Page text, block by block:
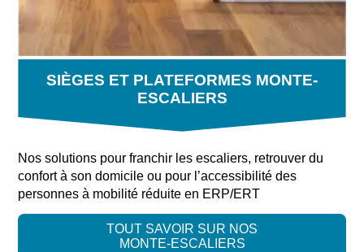
SIÈGES ET PLATEFORMES MONTE-
ESCALIERS
Nos solutions pour franchir les escaliers, retrouver du
confort à son domicile ou pour l’accessibilité des
personnes à mobilité réduite en ERP/ERT
TOUT SAVOIR SUR NOS
MONTE-ESCALIERS